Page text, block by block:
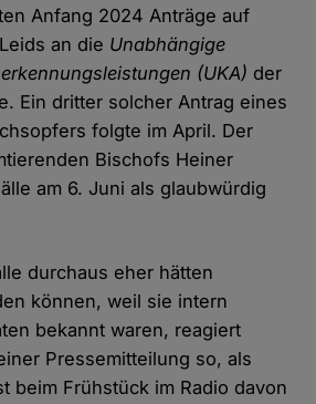
Anfang 2024 Anträge auf
an die Unabhängige
(UKA) der
Ein dritter solcher Antrag eines
folgte im April. Der
Bischofs Heiner
am 6. Juni als glaubwürdig
durchaus eher hätten
können, weil sie intern
bekannt waren, reagiert
Pressemitteilung so, als
beim Frühstück im Radio davon